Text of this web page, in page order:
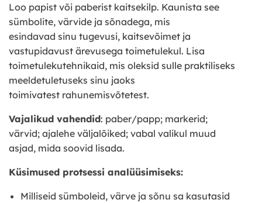
Loo papist või paberist kaitsekilp. Kaunista see
sümbolite, värvide ja sõnadega, mis
esindavad sinu tugevusi, kaitsevõimet ja
vastupidavust ärevusega toimetulekul. Lisa
toimetulekutehnikaid, mis oleksid sulle praktiliseks
meeldetuletuseks sinu jaoks
toimivatest rahunemisvõtetest.
Vajalikud vahendid: paber/papp; markerid;
värvid; ajalehe väljalõiked; vabal valikul muud
asjad, mida soovid lisada.
Küsimused protsessi analüüsimiseks:
Milliseid sümboleid, värve ja sõnu sa kasutasid